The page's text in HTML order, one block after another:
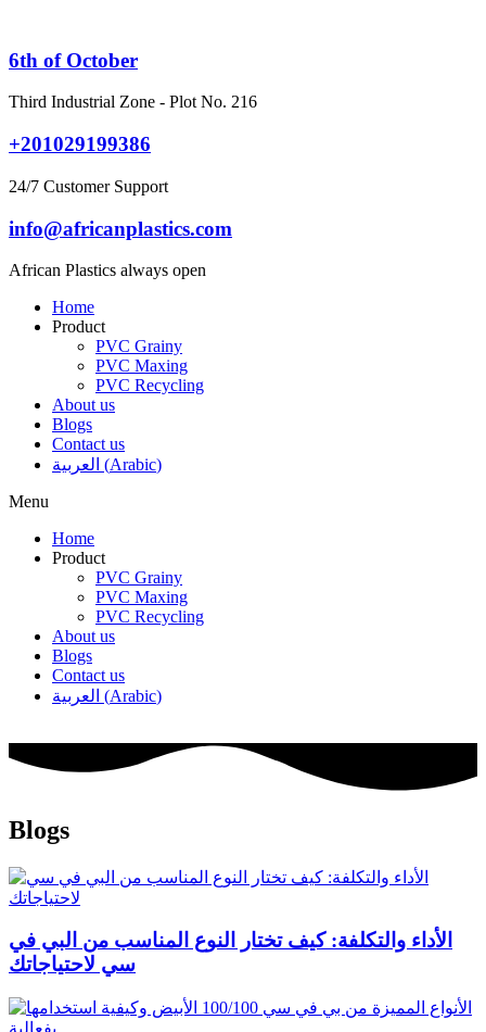
content
6th of October
Third Industrial Zone - Plot No. 216
+201029199386
24/7 Customer Support
info@africanplastics.com
African Plastics always open
Home
Product
PVC Grainy
PVC Maxing
PVC Recycling
About us
Blogs
Contact us
العربية (Arabic)
Menu
Home
Product
PVC Grainy
PVC Maxing
PVC Recycling
About us
Blogs
Contact us
العربية (Arabic)
Blogs
الأداء والتكلفة: كيف تختار النوع المناسب من البي في
سي لاحتياجاتك